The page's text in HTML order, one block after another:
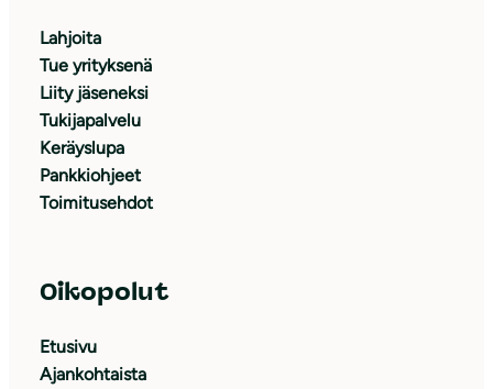
Lahjoita
Tue yrityksenä
Liity jäseneksi
Tukijapalvelu
Keräyslupa
Pankkiohjeet
Toimitusehdot
Oikopolut
Etusivu
Ajankohtaista